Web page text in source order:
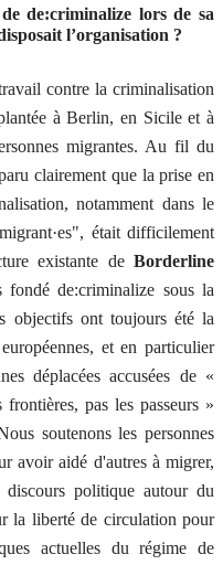
de:criminalize lors de sa
l’organisation ?
contre la criminalisation
à Berlin, en Sicile et à
migrantes. Au fil du
clairement que la prise en
notamment dans le
était difficilement
existante de Borderline
de:criminalize sous la
objectifs ont toujours été la
et en particulier
déplacées accusées de «
pas les passeurs »
soutenons les personnes
avoir aidé d'autres à migrer,
politique autour du
la liberté de circulation pour
actuelles du régime de